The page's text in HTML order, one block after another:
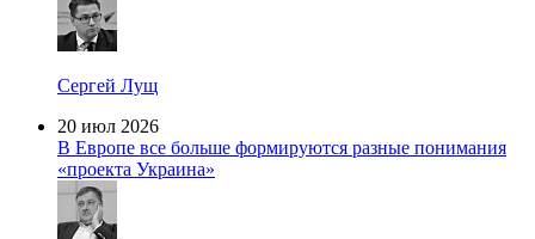
Сергей Лущ
20 июл 2026
В Европе все больше формируются разные понимания
«проекта Украина»